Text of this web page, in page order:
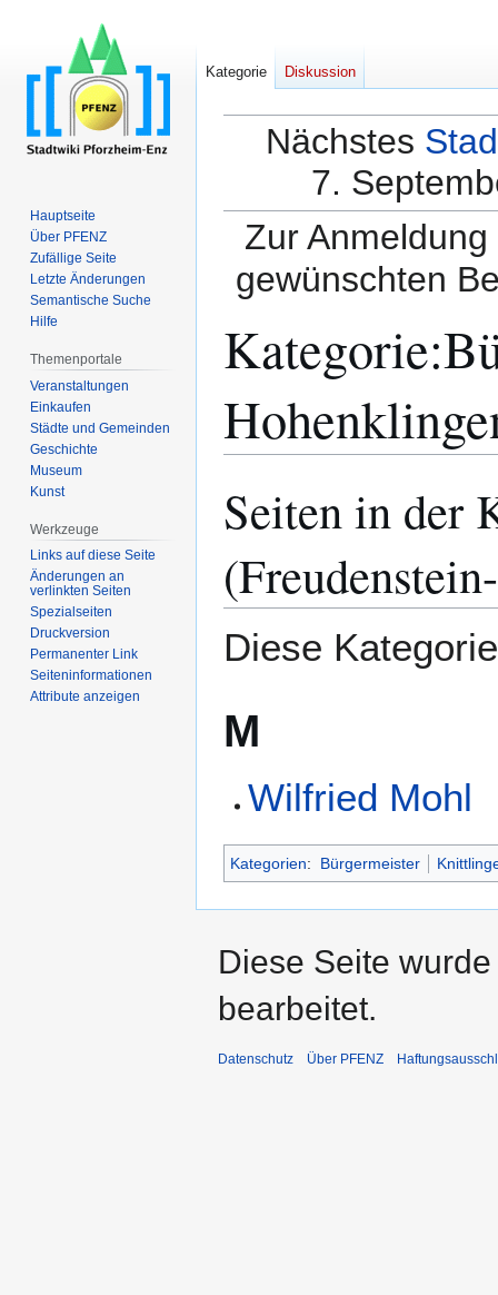
Nächstes
7.
Zur
gewünschten
Kategorie:
Navigation
Suche
Seiten in der
Diese
M
Wilfried Mohl
Kategorien: Bürgermeister
Kategorie Diskussion
Hauptseite
Über PFENZ
Zufällige Seite
Letzte Änderungen
Semantische Suche
Hilfe
Themenportale
Veranstaltungen
Einkaufen
Städte und Gemeinden
Geschichte
Museum
Kunst
Werkzeuge
Links auf diese Seite
Änderungen an
verlinkten Seiten
Spezialseiten
Druckversion
Permanenter Link
Seiten­­informationen
Attribute anzeigen
Diese Seite
bearbeitet.
Datenschutz Über PFENZ